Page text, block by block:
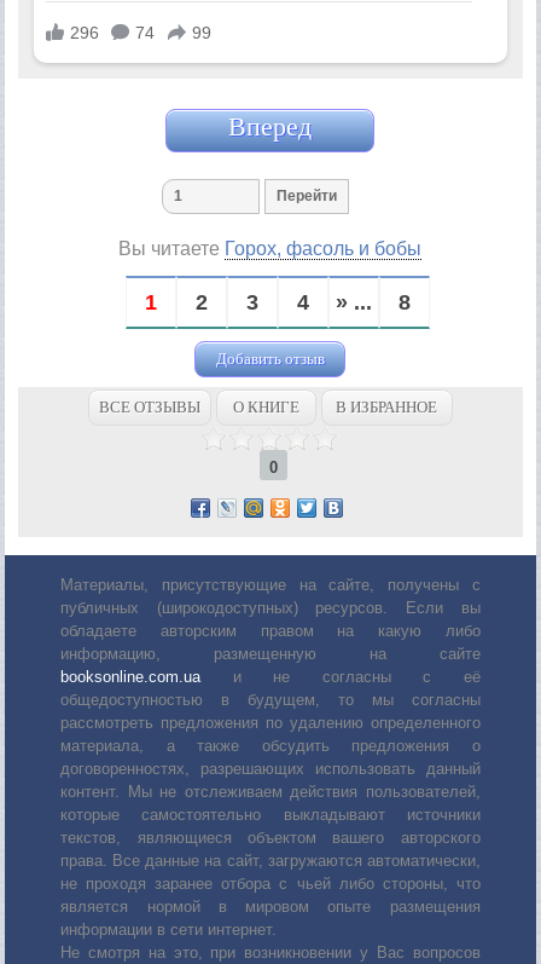
Вперед
Вы читаете Горох, фасоль и бобы
1 2 3 4 » ... 8
Добавить отзыв
ВСЕ ОТЗЫВЫ О КНИГЕ В ИЗБРАННОЕ
0
Материалы, присутствующие на сайте, получены с
публичных (широкодоступных) ресурсов. Если вы
обладаете авторским правом на какую либо
информацию, размещенную на сайте
booksonline.com.ua и не согласны с её
общедоступностью в будущем, то мы согласны
рассмотреть предложения по удалению определенного
материала, а также обсудить предложения о
договоренностях, разрешающих использовать данный
контент. Мы не отслеживаем действия пользователей,
которые самостоятельно выкладывают источники
текстов, являющиеся объектом вашего авторского
права. Все данные на сайт, загружаются автоматически,
не проходя заранее отбора с чьей либо стороны, что
является нормой в мировом опыте размещения
информации в сети интернет.
Не смотря на это, при возникновении у Вас вопросов